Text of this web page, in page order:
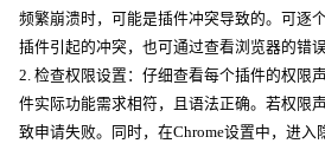
频繁崩溃时，可能是插件冲突导致的。可逐
插件引起的冲突，也可通过查看浏览器的错
2. 检查权限设置：仔细查看每个插件的权限
件实际功能需求相符，且语法正确。若权限
致申请失败。同时，在Chrome设置中，进入